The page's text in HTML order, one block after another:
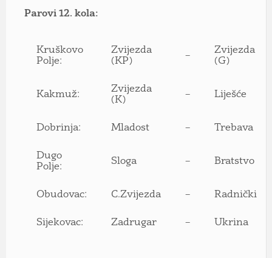
Parovi 12. kola:
Kruškovo
Polje:
Zvijezda
(KP)
–
Zvijezda
(G)
Kakmuž:
Zvijezda
(K)
– Liješće
Dobrinja: Mladost – Trebava
Dugo
Polje:
Sloga – Bratstvo
Obudovac: C.Zvijezda – Radnički
Sijekovac: Zadrugar – Ukrina